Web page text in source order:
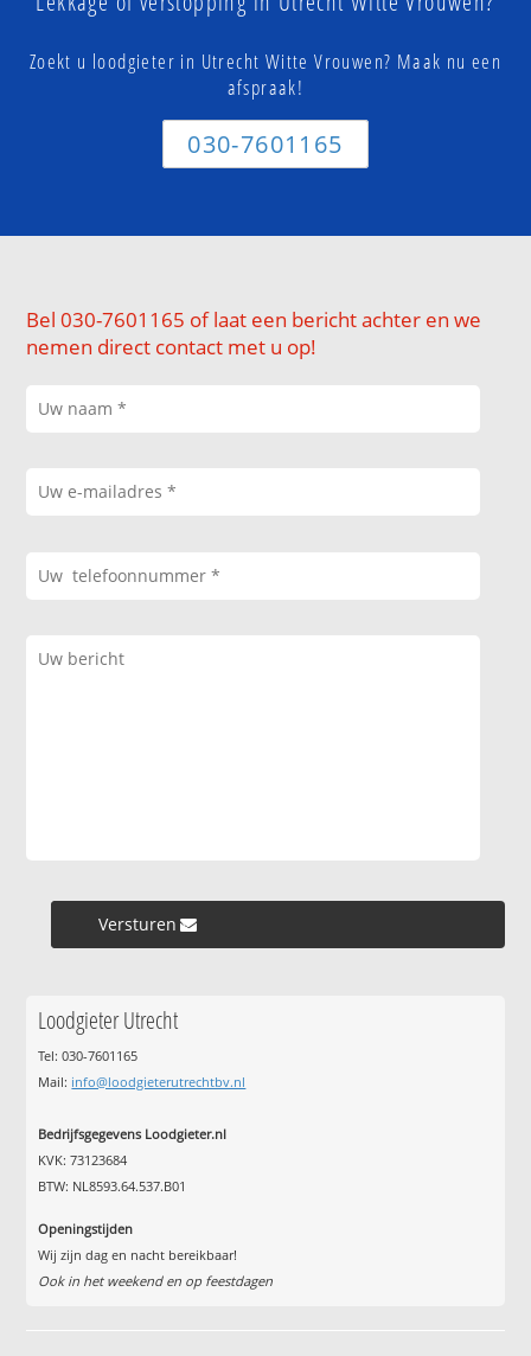
Zoekt u loodgieter in Utrecht Witte Vrouwen? Maak nu een
afspraak!
030-7601165
Bel 030-7601165 of laat een bericht achter en we
nemen direct contact met u op!
Versturen »
Loodgieter Utrecht
Tel: 030-7601165
Mail: info@loodgieterutrechtbv.nl
Bedrijfsgegevens Loodgieter.nl
KVK: 73123684
BTW: NL8593.64.537.B01
Openingstijden
Wij zijn dag en nacht bereikbaar!
Ook in het weekend en op feestdagen